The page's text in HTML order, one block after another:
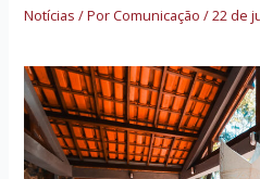
Notícias / PorComunicação/22 de